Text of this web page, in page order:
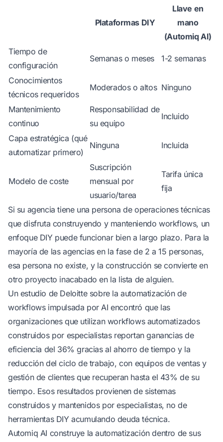
Plataformas DIY
Llave en
mano
(Automiq AI)
Tiempo de
configuración
Semanas o meses 1-2 semanas
Conocimientos
técnicos requeridos
Moderados o altos Ninguno
Mantenimiento
continuo
Responsabilidad de
su equipo
Incluido
Capa estratégica (qué
automatizar primero)
Ninguna Incluida
Modelo de coste
Suscripción
mensual por
usuario/tarea
Tarifa única
fija
Si su agencia tiene una persona de operaciones técnicas
que disfruta construyendo y manteniendo workflows, un
enfoque DIY puede funcionar bien a largo plazo. Para la
mayoría de las agencias en la fase de 2 a 15 personas,
esa persona no existe, y la construcción se convierte en
otro proyecto inacabado en la lista de alguien.
Un estudio de Deloitte sobre la automatización de
workflows impulsada por AI encontró que las
organizaciones que utilizan workflows automatizados
construidos por especialistas reportan ganancias de
eficiencia del 36% gracias al ahorro de tiempo y la
reducción del ciclo de trabajo, con equipos de ventas y
gestión de clientes que recuperan hasta el 43% de su
tiempo. Esos resultados provienen de sistemas
construidos y mantenidos por especialistas, no de
herramientas DIY acumulando deuda técnica.
Automiq AI construye la automatización dentro de sus